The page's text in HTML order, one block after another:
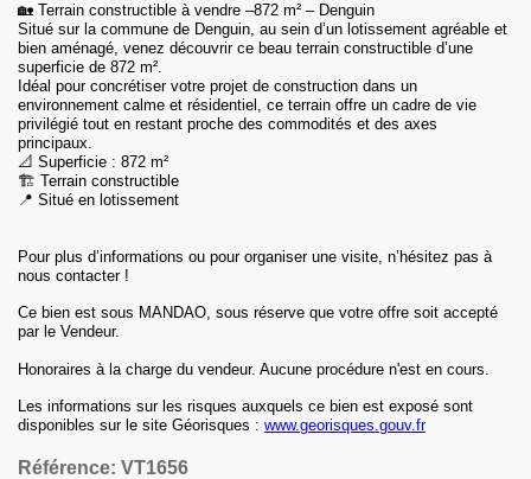
🏡 Terrain constructible à vendre –872 m² – Denguin
Situé sur la commune de Denguin, au sein d’un lotissement agréable et
bien aménagé, venez découvrir ce beau terrain constructible d’une
superficie de 872 m².
Idéal pour concrétiser votre projet de construction dans un
environnement calme et résidentiel, ce terrain offre un cadre de vie
privilégié tout en restant proche des commodités et des axes
principaux.
📐 Superficie : 872 m²
🏗️ Terrain constructible
📍 Situé en lotissement
Pour plus d’informations ou pour organiser une visite, n’hésitez pas à
nous contacter !
Ce bien est sous MANDAO, sous réserve que votre offre soit accepté
par le Vendeur.
Honoraires à la charge du vendeur. Aucune procédure n'est en cours.
Les informations sur les risques auxquels ce bien est exposé sont
disponibles sur le site Géorisques : www.georisques.gouv.fr
Référence: VT1656